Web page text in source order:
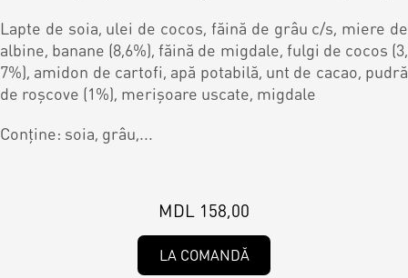
Lapte de soia, ulei de cocos, făină de grâu c/s, miere de
albine, banane (8,6%), făină de migdale, fulgi de cocos (3,
7%), amidon de cartofi, apă potabilă, unt de cacao, pudră
de roşcove (1%), merișoare uscate, migdale
Conține: soia, grâu,...
MDL 158,00
LA COMANDĂ